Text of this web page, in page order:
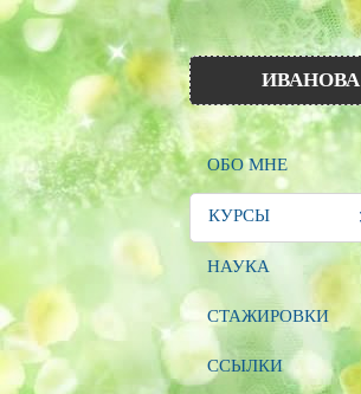
ИВАНОВА
ОБО МНЕ
КУРСЫ
НАУКА
СТАЖИРОВКИ
ССЫЛКИ